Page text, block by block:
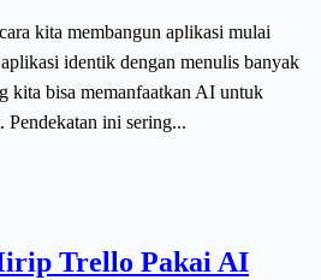
kita membangun aplikasi mulai
identik dengan menulis banyak
kita bisa memanfaatkan AI untuk
Pendekatan ini sering...
Trello Pakai AI